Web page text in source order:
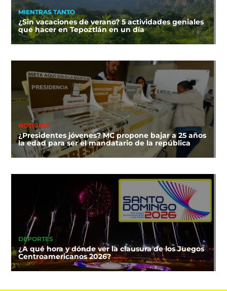
MIENTRAS TANTO
¿Sin vacaciones de verano? 5 actividades geniales
que hacer en Tepoztlán en un día
NOTICIAS
¿Presidentes jóvenes? MC propone bajar a 25 años
la edad para ser el mandatario de la república
DEPORTES
¿A qué hora y dónde ver la clausura de los Juegos
Centroamericanos 2026?